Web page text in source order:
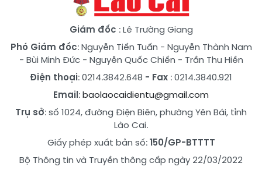
Giám đốc : Lê Trường Giang
Phó Giám đốc:Nguyễn Tiến Tuấn - Nguyễn Thành Nam
- Bùi Minh Đức- Nguyễn Quốc Chiến - Trần Thu Hiền
Điện thoại: 0214.3842.648 - Fax : 0214.3840.921
Email:baolaocaidientu@gmail.com
Trụ sở: số 1024, đường Điện Biên, phường Yên Bái, tỉnh
Lào Cai.
Giấy phép xuất bản số:150/GP-BTTTT
Bộ Thông tin và Truyền thông cấp ngày 22/03/2022